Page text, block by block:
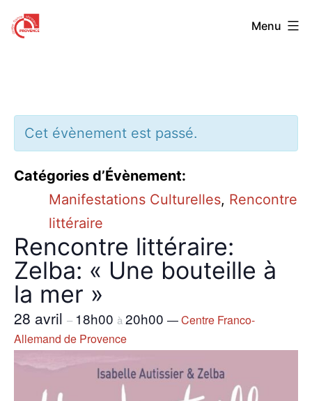
Aller
auCentre
Provence
Menu
Cet évènement est passé.
Catégories d’Évènement:
Manifestations Culturelles, Rencontre
littéraire
Rencontre littéraire:
Zelba: « Une bouteille à
la mer »
28 avril – 18h00 à 20h00 —Centre Franco-
Allemand de Provence